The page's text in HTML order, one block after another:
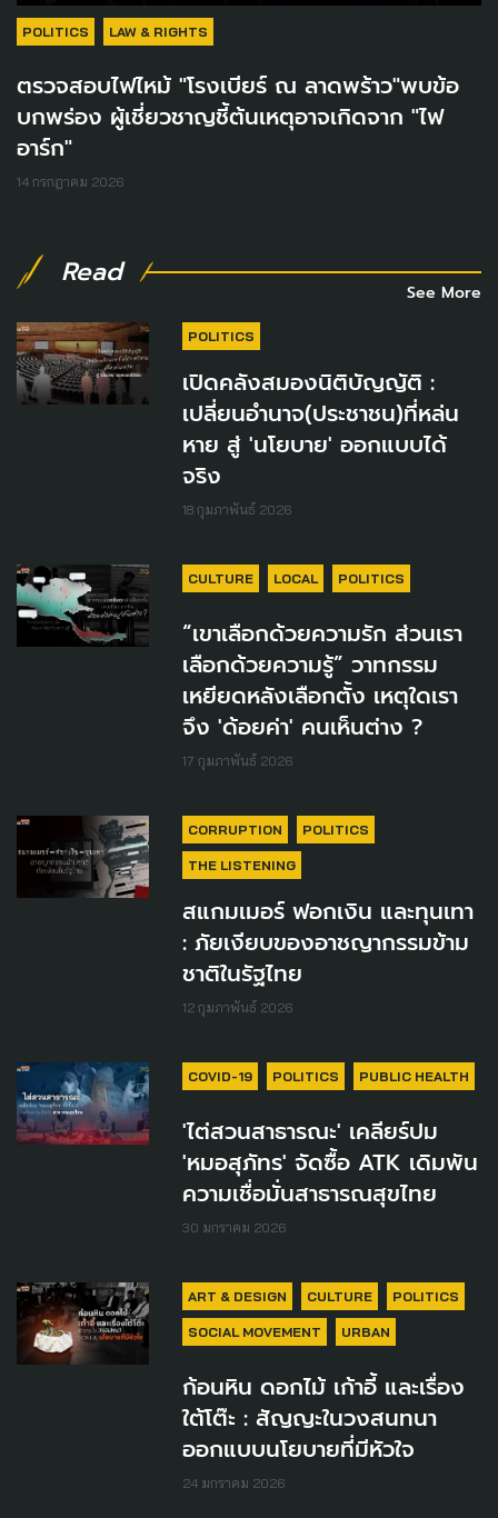
POLITICS LAW & RIGHTS
ตรวจสอบไฟไหม้ "โรงเบียร์ ณ ลาดพร้าว"พบข้อ
บกพร่อง ผู้เชี่ยวชาญชี้ต้นเหตุอาจเกิดจาก "ไฟ
อาร์ก"
14 กรกฎาคม 2026
Read
See More
POLITICS
เปิดคลังสมองนิติบัญญัติ :
เปลี่ยนอำนาจ(ประชาชน)ที่หล่น
หาย สู่ 'นโยบาย' ออกแบบได้
จริง
18 กุมภาพันธ์ 2026
CULTURE LOCAL POLITICS
“เขาเลือกด้วยความรัก ส่วนเรา
เลือกด้วยความรู้” วาทกรรม
เหยียดหลังเลือกตั้ง เหตุใดเรา
จึง 'ด้อยค่า' คนเห็นต่าง ?
17 กุมภาพันธ์ 2026
CORRUPTION POLITICS
THE LISTENING
สแกมเมอร์ ฟอกเงิน และทุนเทา
: ภัยเงียบของอาชญากรรมข้าม
ชาติในรัฐไทย
12 กุมภาพันธ์ 2026
COVID-19 POLITICS PUBLIC HEALTH
'ไต่สวนสาธารณะ' เคลียร์ปม
'หมอสุภัทร' จัดซื้อ ATK เดิมพัน
ความเชื่อมั่นสาธารณสุขไทย
30 มกราคม 2026
ART & DESIGN CULTURE POLITICS
SOCIAL MOVEMENT URBAN
ก้อนหิน ดอกไม้ เก้าอี้ และเรื่อง
ใต้โต๊ะ : สัญญะในวงสนทนา
ออกแบบนโยบายที่มีหัวใจ
24 มกราคม 2026